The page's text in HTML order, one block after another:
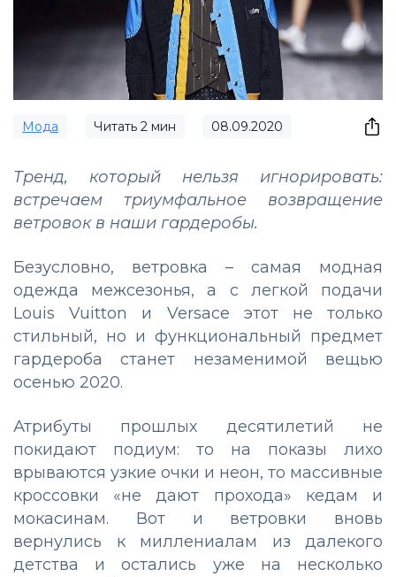
Мода Читать 2 мин 08.09.2020
Тренд, который нельзя игнорировать:
встречаем триумфальное возвращение
ветровок в наши гардеробы.
Безусловно, ветровка – самая модная
одежда межсезонья, а с легкой подачи
Louis Vuitton и Versace этот не только
стильный, но и функциональный предмет
гардероба станет незаменимой вещью
осенью 2020.
Атрибуты прошлых десятилетий не
покидают подиум: то на показы лихо
врываются узкие очки и неон, то массивные
кроссовки «не дают прохода» кедам и
мокасинам. Вот и ветровки вновь
вернулись к миллениалам из далекого
детства и остались уже на несколько